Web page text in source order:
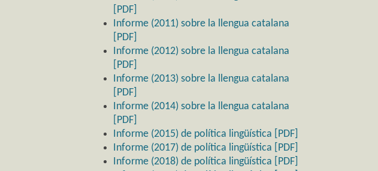
[PDF]
Informe (2011) sobre la llengua catalana
[PDF]
Informe (2012) sobre la llengua catalana
[PDF]
Informe (2013) sobre la llengua catalana
[PDF]
Informe (2014) sobre la llengua catalana
[PDF]
Informe (2015) de política lingüística [PDF]
Informe (2017) de política lingüística [PDF]
Informe (2018) de política lingüística [PDF]